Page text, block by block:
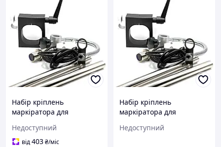
Набір кріплень
маркіратора для
конвеєрі, з датчиком
Недоступний
від403₴/міс
Набір кріплень
маркіратора для
конвеєрі, з датчиком
Недоступний